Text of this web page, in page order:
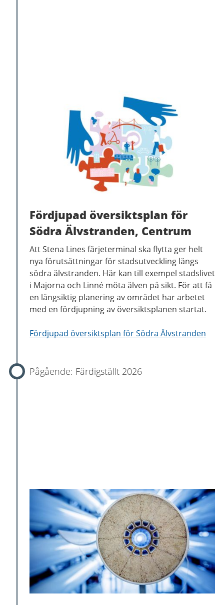
Fördjupad översiktsplan för
Södra Älvstranden, Centrum
Att Stena Lines färjeterminal ska flytta ger helt
nya förutsättningar för stadsutveckling längs
södra älvstranden. Här kan till exempel stadslivet
i Majorna och Linné möta älven på sikt. För att få
en långsiktig planering av området har arbetet
med en fördjupning av översiktsplanen startat.
Fördjupad översiktsplan för Södra Älvstranden
Färdigställt 2026